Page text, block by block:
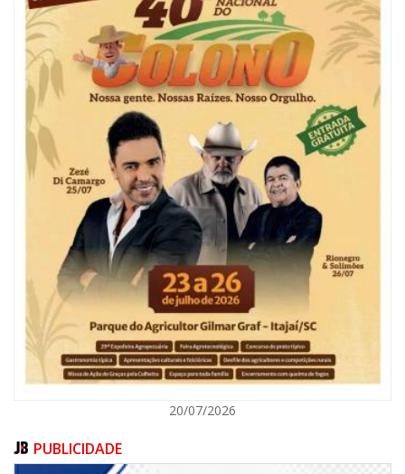
07/08/2026 | 18:03
COLUNA DO PRISCO PARAÍSO: Mídia domesticada, Centrão comprado e
Supremo fazendo jogo sujo
ITAJAÍ
20/07/2026
PUBLICIDADE